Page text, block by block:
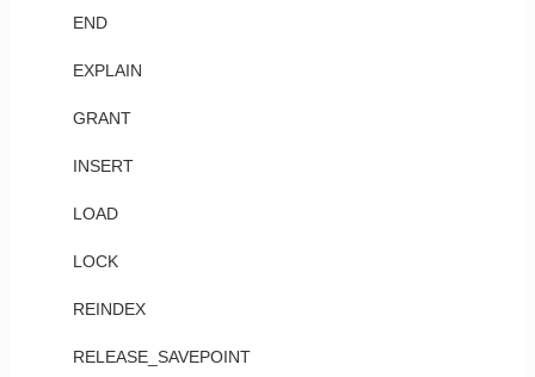
END
EXPLAIN
GRANT
INSERT
LOAD
LOCK
REINDEX
RELEASE_SAVEPOINT